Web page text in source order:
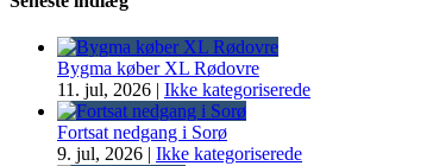
Bygma køber XL Rødovre
11. jul, 2026 | Ikke kategoriserede
Fortsat nedgang i Sorø
9. jul, 2026 | Ikke kategoriserede